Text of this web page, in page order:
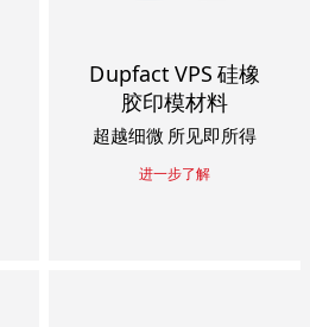
Dupfact VPS 硅橡
胶印模材料
超越细微 所见即所得
进一步了解